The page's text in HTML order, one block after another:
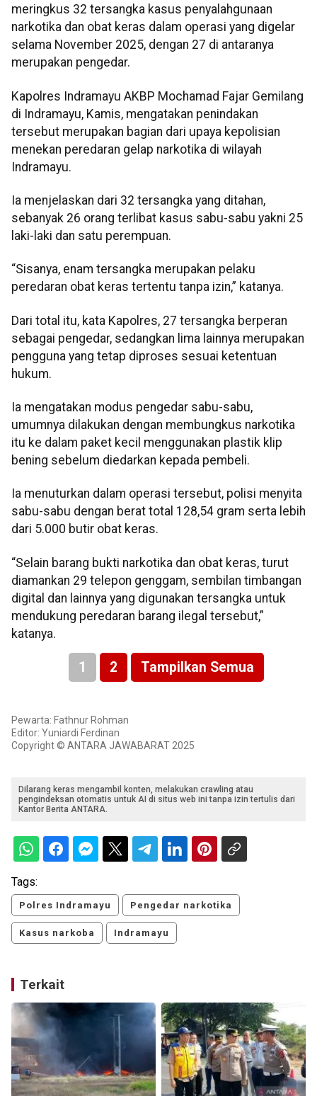
meringkus 32 tersangka kasus penyalahgunaan
narkotika dan obat keras dalam operasi yang digelar
selama November 2025, dengan 27 di antaranya
merupakan pengedar.
Kapolres Indramayu AKBP Mochamad Fajar Gemilang
di Indramayu, Kamis, mengatakan penindakan
tersebut merupakan bagian dari upaya kepolisian
menekan peredaran gelap narkotika di wilayah
Indramayu.
Ia menjelaskan dari 32 tersangka yang ditahan,
sebanyak 26 orang terlibat kasus sabu-sabu yakni 25
laki-laki dan satu perempuan.
“Sisanya, enam tersangka merupakan pelaku
peredaran obat keras tertentu tanpa izin,” katanya.
Dari total itu, kata Kapolres, 27 tersangka berperan
sebagai pengedar, sedangkan lima lainnya merupakan
pengguna yang tetap diproses sesuai ketentuan
hukum.
Ia mengatakan modus pengedar sabu-sabu,
umumnya dilakukan dengan membungkus narkotika
itu ke dalam paket kecil menggunakan plastik klip
bening sebelum diedarkan kepada pembeli.
Ia menuturkan dalam operasi tersebut, polisi menyita
sabu-sabu dengan berat total 128,54 gram serta lebih
dari 5.000 butir obat keras.
“Selain barang bukti narkotika dan obat keras, turut
diamankan 29 telepon genggam, sembilan timbangan
digital dan lainnya yang digunakan tersangka untuk
mendukung peredaran barang ilegal tersebut,”
katanya.
1 2 Tampilkan Semua
Pewarta: Fathnur Rohman
Editor: Yuniardi Ferdinan
Copyright © ANTARA JAWABARAT 2025
Dilarang keras mengambil konten, melakukan crawling atau
pengindeksan otomatis untuk AI di situs web ini tanpa izin tertulis dari
Kantor Berita ANTARA.
Tags:
Polres Indramayu Pengedar narkotika
Kasus narkoba Indramayu
Terkait